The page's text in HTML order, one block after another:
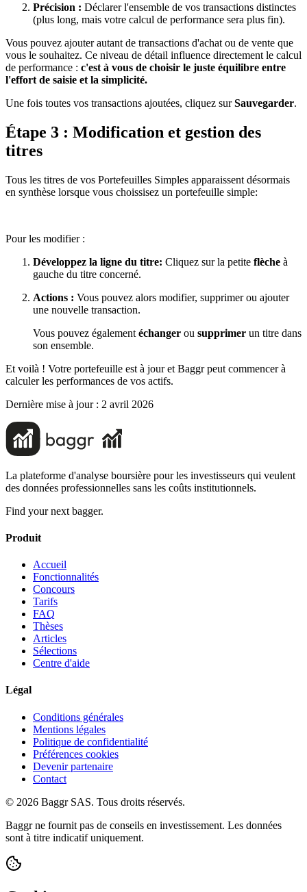
Précision : Déclarer l'ensemble de vos transactions distinctes
(plus long, mais votre calcul de performance sera plus fin).
Vous pouvez ajouter autant de transactions d'achat ou de vente que
vous le souhaitez. Ce niveau de détail influence directement le calcul
de performance : c'est à vous de choisir le juste équilibre entre
l'effort de saisie et la simplicité.
Une fois toutes vos transactions ajoutées, cliquez surSauvegarder.
Étape 3 : Modification et gestion des
titres
Tous les titres de vos Portefeuilles Simples apparaissent désormais
en synthèse lorsque vous choissisez un portefeuille simple:
Pour les modifier :
Développez la ligne du titre: Cliquez sur la petite flèche à
gauche du titre concerné.
Actions : Vous pouvez alors modifier, supprimer ou ajouter
une nouvelle transaction.
Vous pouvez également échanger ou supprimer un titre dans
son ensemble.
Et voilà ! Votre portefeuille est à jour et Baggr peut commencer à
calculer les performances de vos actifs.
Dernière mise à jour : 2 avril 2026
La plateforme d'analyse boursière pour les investisseurs qui veulent
des données professionnelles sans les coûts institutionnels.
Find your next bagger.
Produit
Accueil
Fonctionnalités
Concours
Tarifs
FAQ
Thèses
Articles
Sélections
Centre d'aide
Légal
Conditions générales
Mentions légales
Politique de confidentialité
Préférences cookies
Devenir partenaire
Contact
© 2026 Baggr SAS. Tous droits réservés.
Baggr ne fournit pas de conseils en investissement. Les données
sont à titre indicatif uniquement.